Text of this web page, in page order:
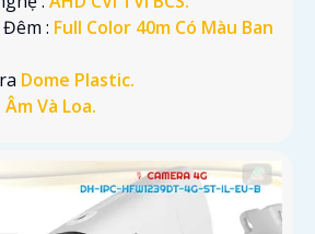
: Full Color 40m Có Màu Ban
Dome Plastic.
Và Loa.